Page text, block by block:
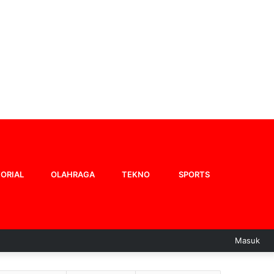
OLAHRAGA TEKNO SPORTS
Masuk